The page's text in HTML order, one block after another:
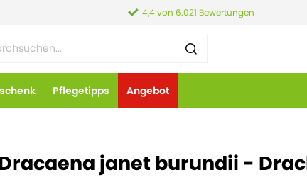
4,4 von 6.021 Bewertungen
Pflegetipps Angebot
janet burundii -